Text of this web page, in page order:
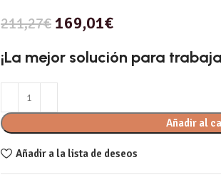
211,27€ 169,01€
¡La mejor solución para
Añadir al
Añadir a la lista de deseos